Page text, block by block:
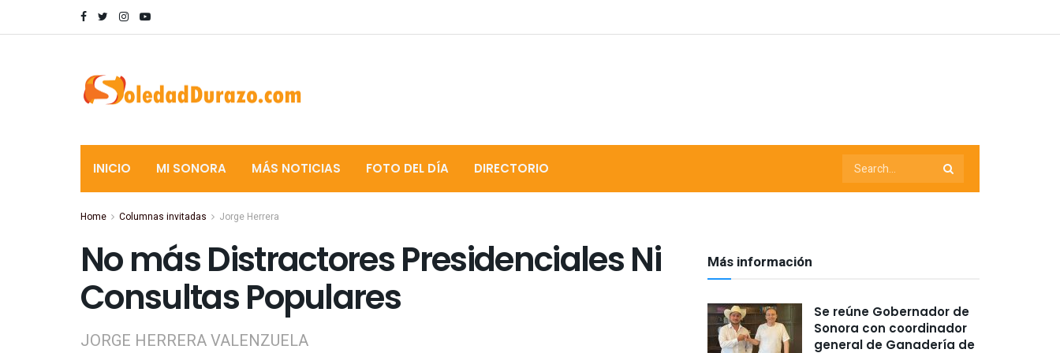
INICIO MI SONORA MÁS NOTICIAS FOTO DEL DÍA DIRECTORIO
Home Columnas invitadas Jorge Herrera
No más Distractores Presidenciales Ni
Consultas Populares
JORGE HERRERA VALENZUELA
Más información
Se reúne Gobernador de
Sonora con coordinador
general de Ganadería de